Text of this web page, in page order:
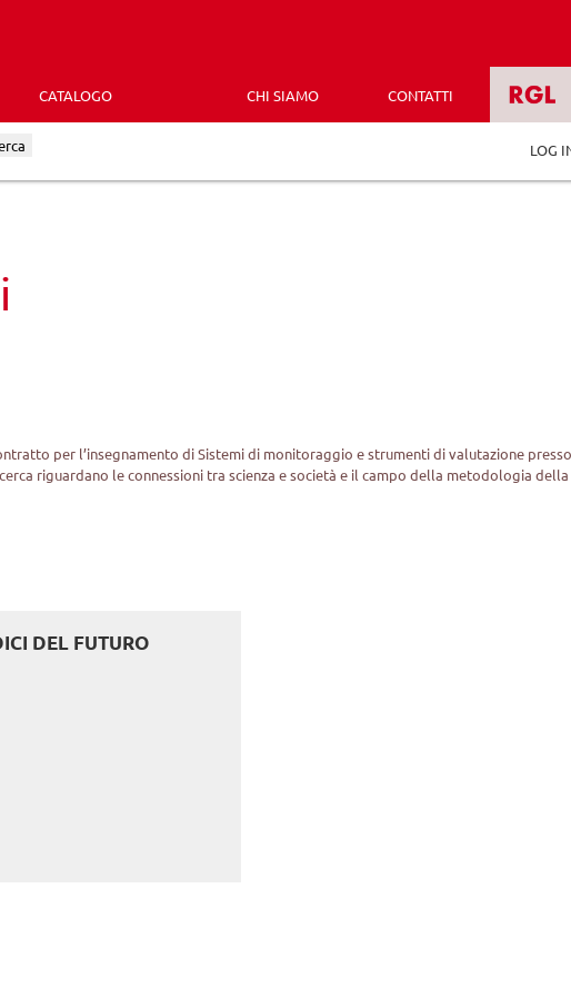
CATALOGO CHI SIAMO CONTATTI
LOG
per l’insegnamento di Sistemi di monitoraggio e strumenti di valutazione
riguardano le connessioni tra scienza e società e il campo della metodologia
DEL FUTURO